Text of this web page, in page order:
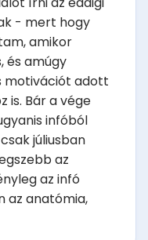
- mert hogy
amikor
és amúgy
motivációt adott
is. Bár a vége
infóból
júliusban
az
az infó
az anatómia,